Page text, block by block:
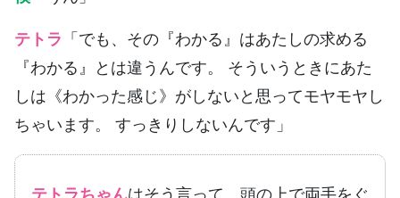
テトラ 「でも、その『わかる』はあたしの求める
『わかる』とは違うんです。 そういうときにあた
しは《わかった感じ》がしないと思ってモヤモヤし
ちゃいます。 すっきりしないんです」
テトラちゃんはそう言って、頭の上で両手をぐ